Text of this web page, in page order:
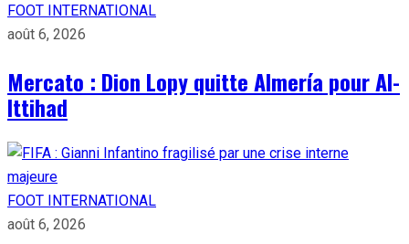
FOOT INTERNATIONAL
août 6, 2026
Mercato : Dion Lopy quitte Almería pour Al-
Ittihad
FOOT INTERNATIONAL
août 6, 2026